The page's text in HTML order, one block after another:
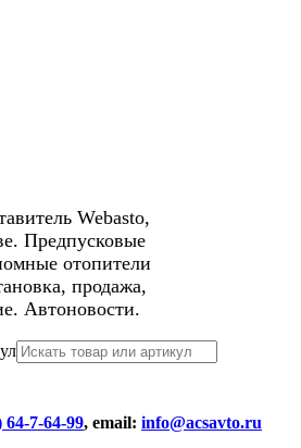
Webasto,
Предпусковые
отопители
продажа,
Автоновости.
64-7-64-99, email: info@acsavto.ru
скидки на